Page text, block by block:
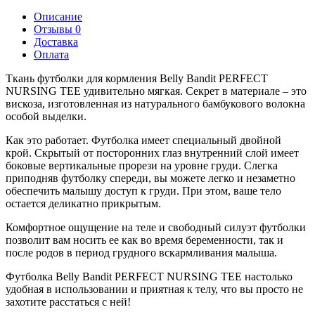
Описание
Отзывы 0
Доставка
Оплата
Ткань футболки для кормления Belly Bandit PERFECT
NURSING TEE удивительно мягкая. Секрет в материале – это
вискоза, изготовленная из натурального бамбукового волокна
особой выделки.
Как это работает. Футболка имеет специальный двойной
крой. Скрытый от посторонних глаз внутренний слой имеет
боковые вертикальные прорези на уровне груди. Слегка
приподняв футболку спереди, вы можете легко и незаметно
обеспечить малышу доступ к груди. При этом, ваше тело
остается деликатно прикрытым.
Комфортное ощущение на теле и свободный силуэт футболки
позволит вам носить ее как во время беременности, так и
после родов в период грудного вскармливания малыша.
Футболка Belly Bandit PERFECT NURSING TEE настолько
удобная в использовании и приятная к телу, что вы просто не
захотите расстаться с ней!